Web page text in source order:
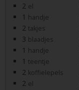
2 el
1 handje
2 takjes
3 blaadjes
1 handje
1 teentje
2 koffielepels
2 el